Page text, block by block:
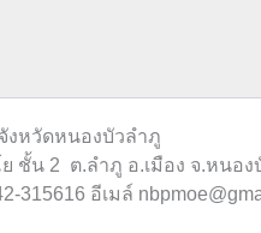
งหวัดหนองบัวลำภู
ชั้น 2 ต.ลำภู อ.เมือง จ.หนอง
315616 อีเมล์